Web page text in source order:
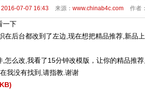
2016-07-07 16:43 来源：www.chinab4c.com 作者
一下
在后台都改到了左边,现在想把精品推荐,新品
,怎么改,我看了15分钟改模版，让你的精品推
我没有找到,请指教.谢谢